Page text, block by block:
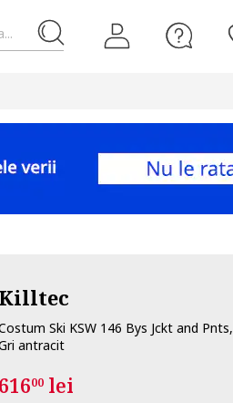
Killtec
Ski KSW 146 Bys Jckt and Pnts,
antracit
61600lei